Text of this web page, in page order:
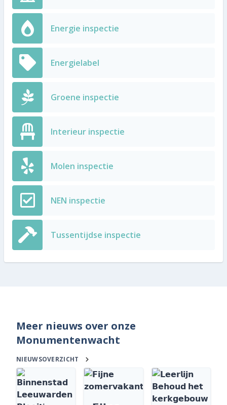
Energie inspectie
Energielabel
Groene inspectie
Interieur inspectie
Molen inspectie
NEN inspectie
Tussentijdse inspectie
Meer nieuws over onze
Monumentenwacht
NIEUWSOVERZICHT